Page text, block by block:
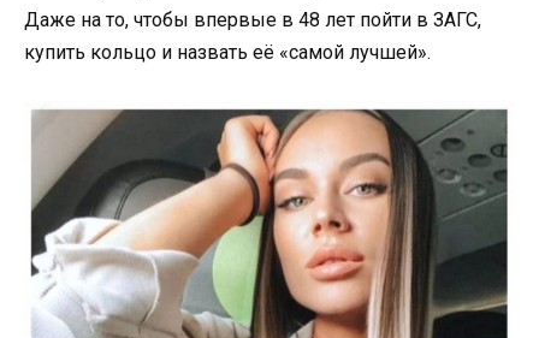
Даже на то, чтобы впервые в 48 лет пойти в ЗАГС,
купить кольцо и назвать её «самой лучшей».